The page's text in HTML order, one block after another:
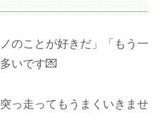
のことが好きだ」「もう一
いです💌
っ走ってもうまくいきませ